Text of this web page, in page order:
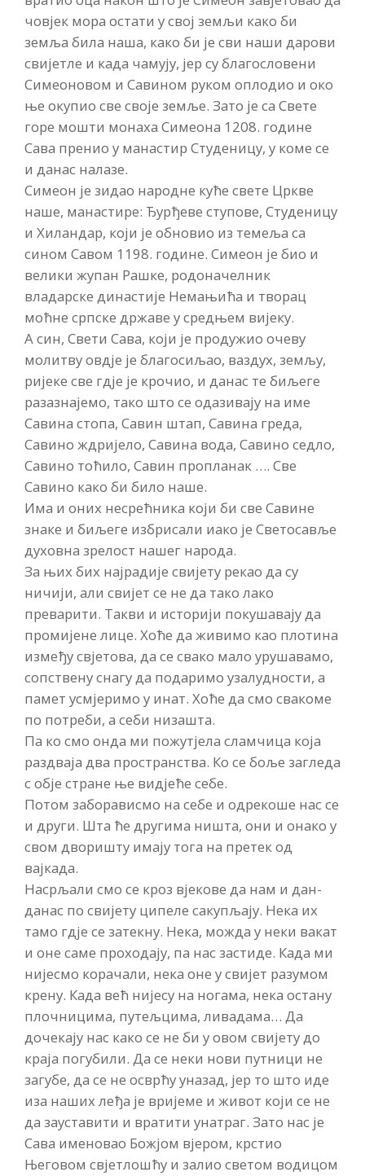
човјек мора остати у свој земљи како би
земља била наша, како би је сви наши дарови
свијетле и када чамују, јер су благословени
Симеоновом и Савином руком оплодио и око
ње окупио све своје земље. Зато је са Свете
горе мошти монаха Симеона 1208. године
Сава пренио у манастир Студеницу, у коме се
и данас налазе.
Симеон је зидао народне куће свете Цркве
наше, манастире: Ђурђеве ступове, Студеницу
и Хиландар, који је обновио из темеља са
сином Савом 1198. године. Симеон је био и
велики жупан Рашке, родоначелник
владарске династије Немањића и творац
моћне српске државе у средњем вијеку.
А син, Свети Сава, који је продужио очеву
молитву овдје је благосиљао, ваздух, земљу,
ријеке све гдје је крочио, и данас те биљеге
разазнајемо, тако што се одазивају на име
Савина стопа, Савин штап, Савина греда,
Савино ждријело, Савина вода, Савино седло,
Савино тоћило, Савин пропланак …. Све
Савино како би било наше.
Има и оних несрећника који би све Савине
знаке и биљеге избрисали иако је Светосавље
духовна зрелост нашег народа.
За њих бих најрадије свијету рекао да су
ничији, али свијет се не да тако лако
преварити. Такви и историји покушавају да
промијене лице. Хоће да живимо као плотина
између свјетова, да се свако мало урушавамо,
сопствену снагу да подаримо узалудности, а
памет усмјеримо у инат. Хоће да смо свакоме
по потреби, а себи низашта.
Па ко смо онда ми пожутјела сламчица која
раздваја два пространства. Ко се боље загледа
с обје стране ње видјеће себе.
Потом заборависмо на себе и одрекоше нас се
и други. Шта ће другима ништа, они и онако у
свом дворишту имају тога на претек од
вајкада.
Насрљали смо се кроз вјекове да нам и дан-
данас по свијету ципеле сакупљају. Нека их
тамо гдје се затекну. Нека, можда у неки вакат
и оне саме проходају, па нас застиде. Када ми
нијесмо корачали, нека оне у свијет разумом
крену. Када већ нијесу на ногама, нека остану
плочницима, путељцима, ливадама… Да
дочекају нас како се не би у овом свијету до
краја погубили. Да се неки нови путници не
загубе, да се не осврћу уназад, јер то што иде
иза наших леђа је вријеме и живот који се не
да зауставити и вратити унатраг. Зато нас је
Сава именовао Божјом вјером, крстио
Његовом свјетлошћу и залио светом водицом